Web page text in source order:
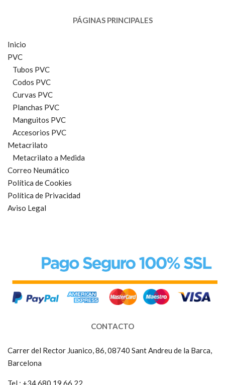
PÁGINAS PRINCIPALES
Inicio
PVC
Tubos PVC
Codos PVC
Curvas PVC
Planchas PVC
Manguitos PVC
Accesorios PVC
Metacrilato
Metacrilato a Medida
Correo Neumático
Política de Cookies
Política de Privacidad
Aviso Legal
CONTACTO
Carrer del Rector Juanico, 86, 08740 Sant Andreu de la Barca,
Barcelona
Tel : +34 680 19 66 22